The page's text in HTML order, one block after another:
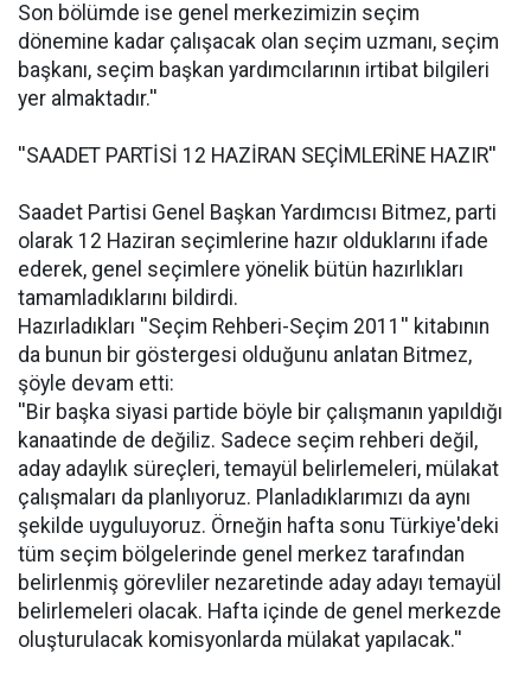
Son bölümde ise genel merkezimizin seçim
dönemine kadar çalışacak olan seçim uzmanı, seçim
başkanı, seçim başkan yardımcılarının irtibat bilgileri
yer almaktadır.''
''SAADET PARTİSİ 12 HAZİRAN SEÇİMLERİNE HAZIR''
Saadet Partisi Genel Başkan Yardımcısı Bitmez, parti
olarak 12 Haziran seçimlerine hazır olduklarını ifade
ederek, genel seçimlere yönelik bütün hazırlıkları
tamamladıklarını bildirdi.
Hazırladıkları ''Seçim Rehberi-Seçim 2011'' kitabının
da bunun bir göstergesi olduğunu anlatan Bitmez,
şöyle devam etti:
''Bir başka siyasi partide böyle bir çalışmanın yapıldığı
kanaatinde de değiliz. Sadece seçim rehberi değil,
aday adaylık süreçleri, temayül belirlemeleri, mülakat
çalışmaları da planlıyoruz. Planladıklarımızı da aynı
şekilde uyguluyoruz. Örneğin hafta sonu Türkiye'deki
tüm seçim bölgelerinde genel merkez tarafından
belirlenmiş görevliler nezaretinde aday adayı temayül
belirlemeleri olacak. Hafta içinde de genel merkezde
oluşturulacak komisyonlarda mülakat yapılacak.''